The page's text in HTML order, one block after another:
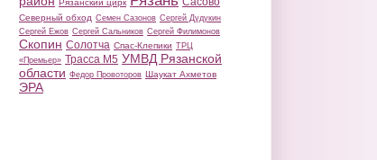
Рязанский цирк
Северный обход Семен Сазонов Сергей Дудукин
Сергей Ежов Сергей Сальников Сергей Филимонов
Скопин Солотча Спас-Клепики ТРЦ
«Премьер» Трасса М5 УМВД Рязанской
области Федор Провоторов Шаукат Ахметов
ЭРА